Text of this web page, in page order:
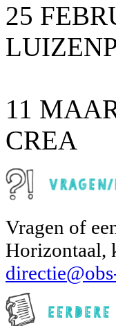
25
11
CREA
Vragen of
Horizontaal,